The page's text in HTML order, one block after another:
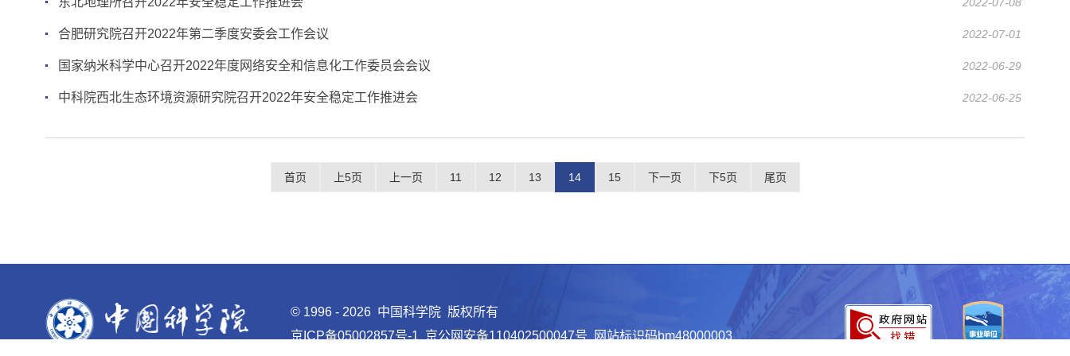
合肥研究院召开2022年第二季度安委会工作会议 2022-07-01
国家纳米科学中心召开2022年度网络安全和信息化工作委员会会议 2022-06-29
中科院西北生态环境资源研究院召开2022年安全稳定工作推进会 2022-06-25
首页 上5页 上一页 11 12 13 14 15 下一页 下5页 尾页
© 1996 - 2026 中国科学院 版权所有
京ICP备05002857号-1 京公网安备110402500047号 网站标识码bm48000003